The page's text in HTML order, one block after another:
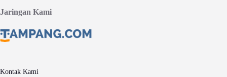
Jaringan Kami
Kontak Kami